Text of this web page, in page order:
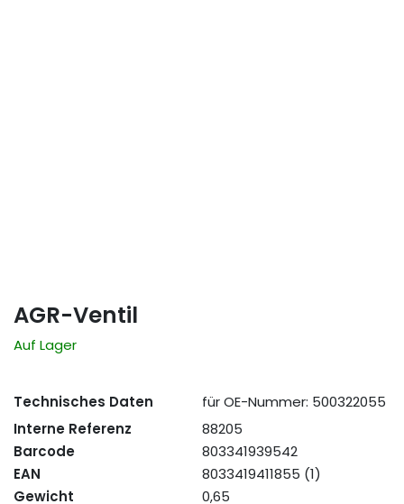
AGR-Ventil
Auf Lager
Technisches Daten
für OE-Nummer: 500322055
Interne Referenz
88205
Barcode
803341939542
EAN
8033419411855 (1)
Gewicht
0,65